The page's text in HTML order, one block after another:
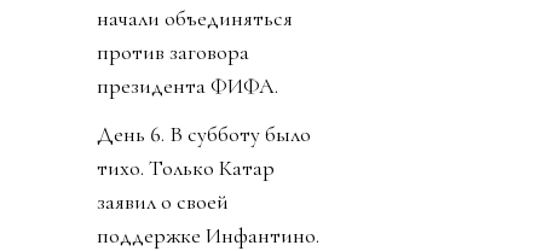
начали объединяться
против заговора
президента ФИФА.
День 6. В субботу было
тихо. Только Катар
заявил о своей
поддержке Инфантино.